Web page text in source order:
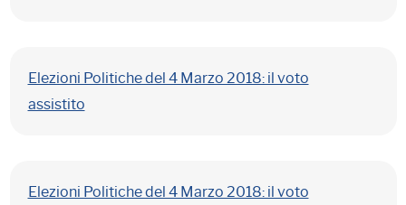
Elezioni Politiche del 4 Marzo 2018: il voto
assistito
Elezioni Politiche del 4 Marzo 2018: il voto